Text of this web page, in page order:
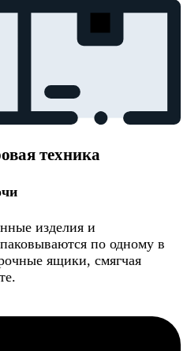
техника
изделия и
по одному в
ящики, смягчая